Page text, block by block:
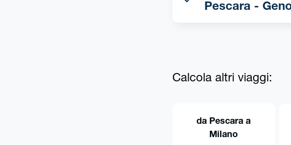
Pescara -
Calcola altri viaggi:
da Pescara a
Milano